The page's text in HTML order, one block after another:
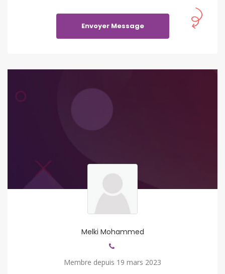
Envoyer Message
Melki Mohammed
Membre depuis 19 mars 2023